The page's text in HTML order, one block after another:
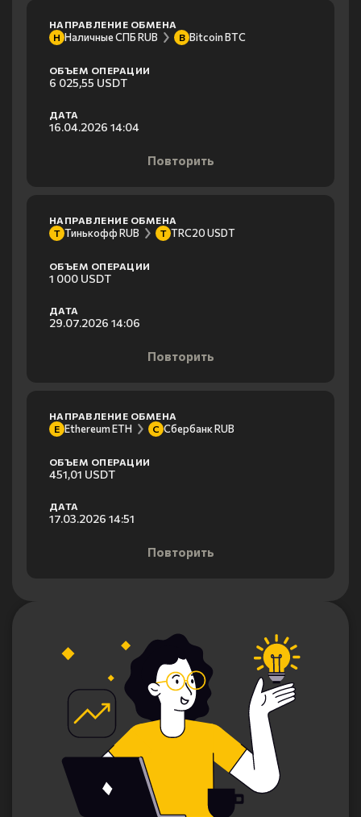
НАПРАВЛЕНИЕ ОБМЕНА
Н Наличные СПБ RUB B Bitcoin BTC
ОБЪЕМ ОПЕРАЦИИ
6 025,55 USDT
ДАТА
16.04.2026 14:04
Повторить
НАПРАВЛЕНИЕ ОБМЕНА
Т Тинькофф RUB T TRC20 USDT
ОБЪЕМ ОПЕРАЦИИ
1 000 USDT
ДАТА
29.07.2026 14:06
Повторить
НАПРАВЛЕНИЕ ОБМЕНА
E Ethereum ETH С Сбербанк RUB
ОБЪЕМ ОПЕРАЦИИ
451,01 USDT
ДАТА
17.03.2026 14:51
Повторить